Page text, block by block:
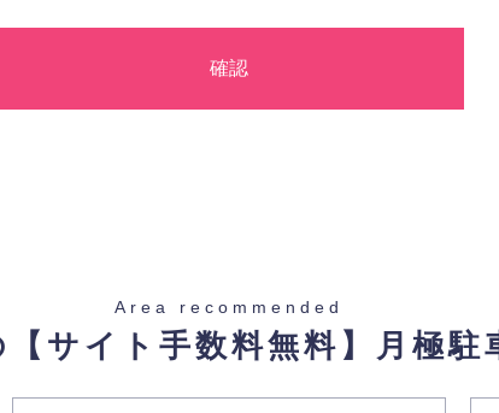
なく、適正に個人情報を取得いたします。
除き、お客様の個人情報をご本人の同意なく第三者に提供いたしま
場合、すみやかに開示いたします（ご本人であることが確認できな
・追加・削除の請求がある場合は適切に対応いたします。
Area recommended
サイト手数料無料】 月極駐